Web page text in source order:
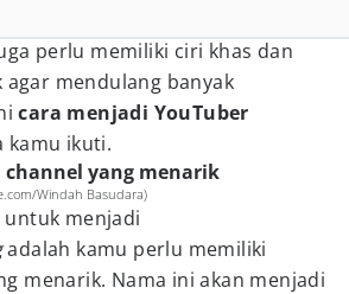
perlu memiliki ciri khas dan
mendulang banyak
cara menjadi YouTuber
kamu ikuti.
yang menarik
Windah Basudara)
untuk menjadi
adalah kamu perlu memiliki
menarik. Nama ini akan menjadi